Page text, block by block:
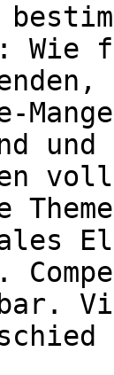
und